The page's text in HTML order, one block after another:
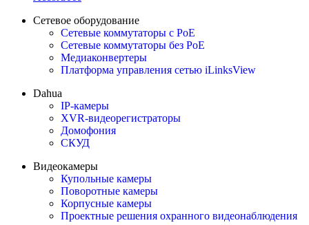
Сетевое оборудование
Сетевые коммутаторы с PoE
Сетевые коммутаторы без PoE
Медиаконвертеры
Платформа управления сетью iLinksView
Dahua
IP-камеры
XVR-видеорегистраторы
Домофония
СКУД
Видеокамеры
Купольные камеры
Поворотные камеры
Корпусные камеры
Проектные решения охранного видеонаблюдения